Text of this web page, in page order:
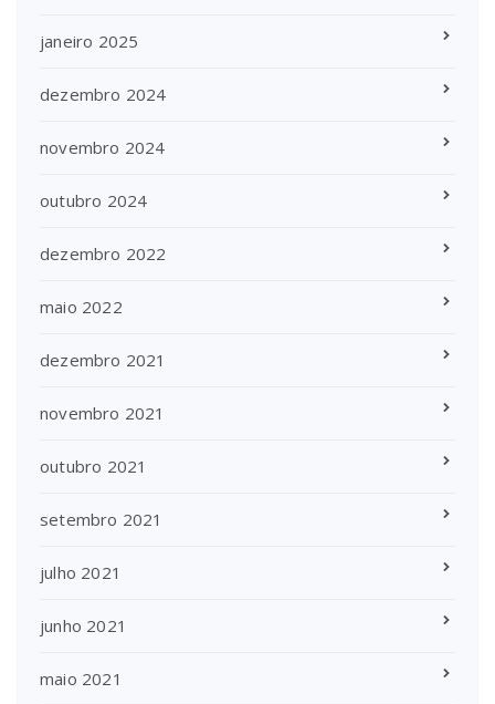
janeiro 2025
dezembro 2024
novembro 2024
outubro 2024
dezembro 2022
maio 2022
dezembro 2021
novembro 2021
outubro 2021
setembro 2021
julho 2021
junho 2021
maio 2021